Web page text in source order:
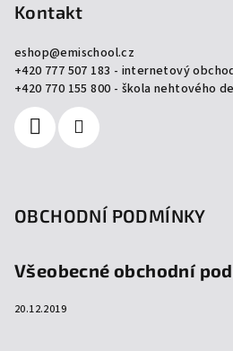
Kontakt
eshop@emischool.cz
+420 777 507 183 - internetový
+420 770 155 800 - škola nehtového
OBCHODNÍ PODMÍNKY
Všeobecné obchodní
20.12.2019